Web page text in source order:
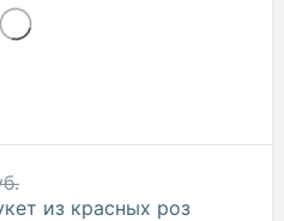
из красных роз